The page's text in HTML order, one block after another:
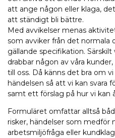
att ange någon eller klaga,
att ständigt bli bättre.
Med avvikelser menas
som avviker från det normala
gällande specifikation.
drabbar någon av våra
till oss. Då känns det bra om
händelsen så att vi kan svara
samt ett förslag på hur vi kan
Formuläret omfattar alltså
risker, händelser som medför
arbetsmiljöfråga eller